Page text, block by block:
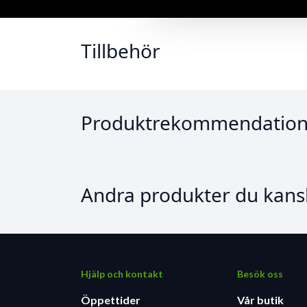
Tillbehör
Andra produkter du
Hjälp och kontakt
Öppettider
Besök oss
Vår butik